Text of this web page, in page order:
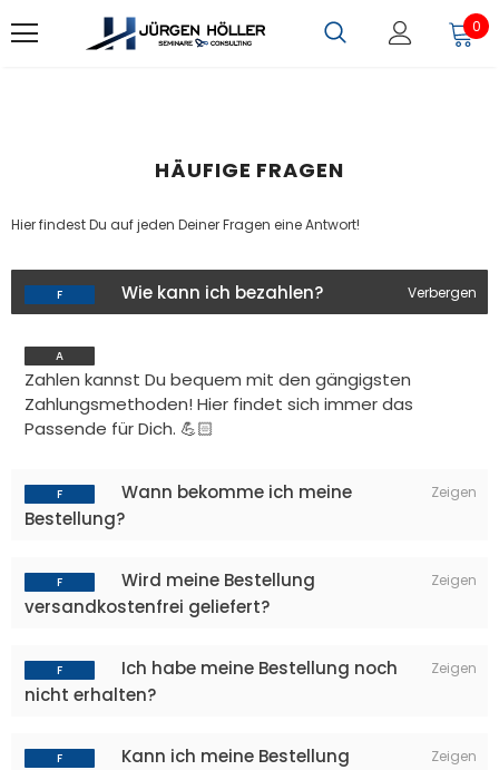
0
HÄUFIGE FRAGEN
Hier findest Du auf jeden Deiner Fragen eine Antwort!
Wie kann ich bezahlen?
Zahlen kannst Du bequem mit den gängigsten
Zahlungsmethoden! Hier findet sich immer das
Passende für Dich. 💪🏻
Wann bekomme ich meine
Bestellung?
Wird meine Bestellung
versandkostenfrei geliefert?
Ich habe meine Bestellung noch
nicht erhalten?
Kann ich meine Bestellung